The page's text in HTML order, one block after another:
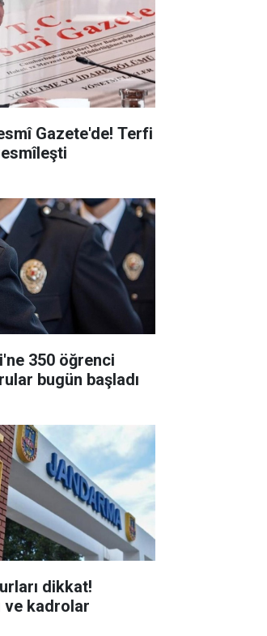
Gazete'de! Terfi
350 öğrenci
bugün başladı
dikkat!
ve kadrolar